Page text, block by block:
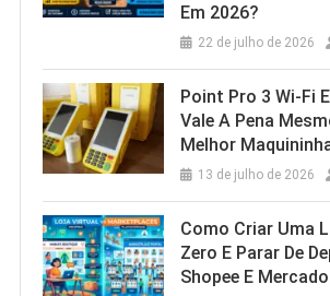
Em 2026?
22 de julho de 2026
Point Pro 3 Wi‑Fi
Vale A Pena
Melhor
13 de julho de 2026
Como Criar Uma
Zero E Parar De
Shopee E